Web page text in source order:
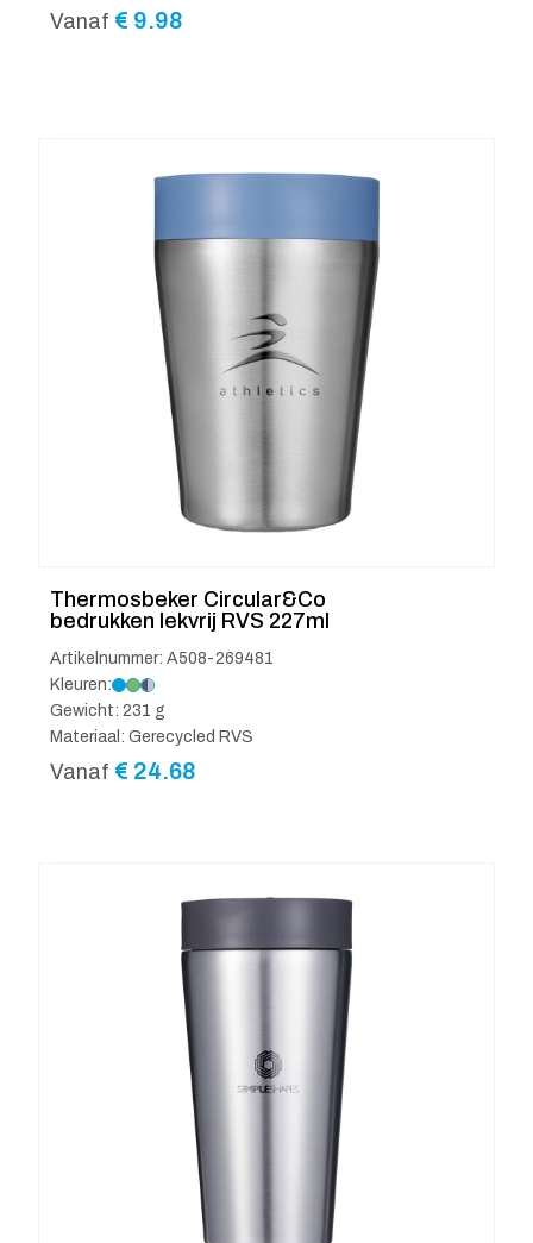
Vanaf € 9.98
Thermosbeker Circular&Co
bedrukken lekvrij RVS 227ml
Artikelnummer: A508-269481
Kleuren:
Gewicht: 231 g
Materiaal: Gerecycled RVS
Vanaf € 24.68